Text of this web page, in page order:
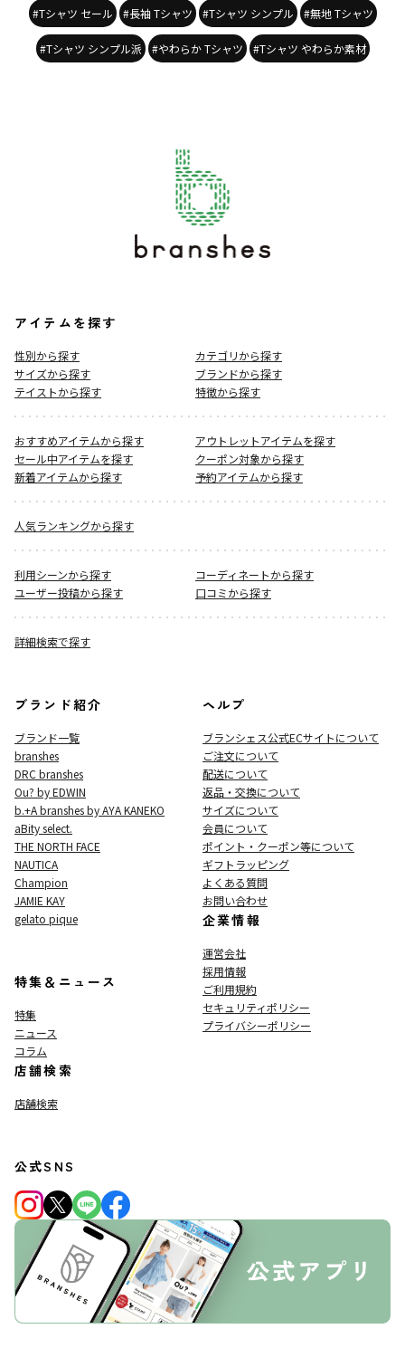
#Tシャツ セール #長袖 Tシャツ #Tシャツ シンプル #無地 Tシャツ
#Tシャツ シンプル派 #やわらか Tシャツ #Tシャツ やわらか素材
アイテムを探す
性別から探す
カテゴリから探す
サイズから探す
ブランドから探す
テイストから探す
特徴から探す
おすすめアイテムから探す
アウトレットアイテムを探す
セール中アイテムを探す
クーポン対象から探す
新着アイテムから探す
予約アイテムから探す
人気ランキングから探す
利用シーンから探す
コーディネートから探す
ユーザー投稿から探す
口コミから探す
詳細検索で探す
ブランド紹介
ブランド一覧
branshes
DRC branshes
Ou? by EDWIN
b.+A branshes by AYA KANEKO
aBity select.
THE NORTH FACE
NAUTICA
Champion
JAMIE KAY
gelato pique
特集＆ニュース
特集
ニュース
コラム
店舗検索
店舗検索
ヘルプ
ブランシェス公式ECサイトについて
ご注文について
配送について
返品・交換について
サイズについて
会員について
ポイント・クーポン等について
ギフトラッピング
よくある質問
お問い合わせ
企業情報
運営会社
採用情報
ご利用規約
セキュリティポリシー
プライバシーポリシー
公式SNS